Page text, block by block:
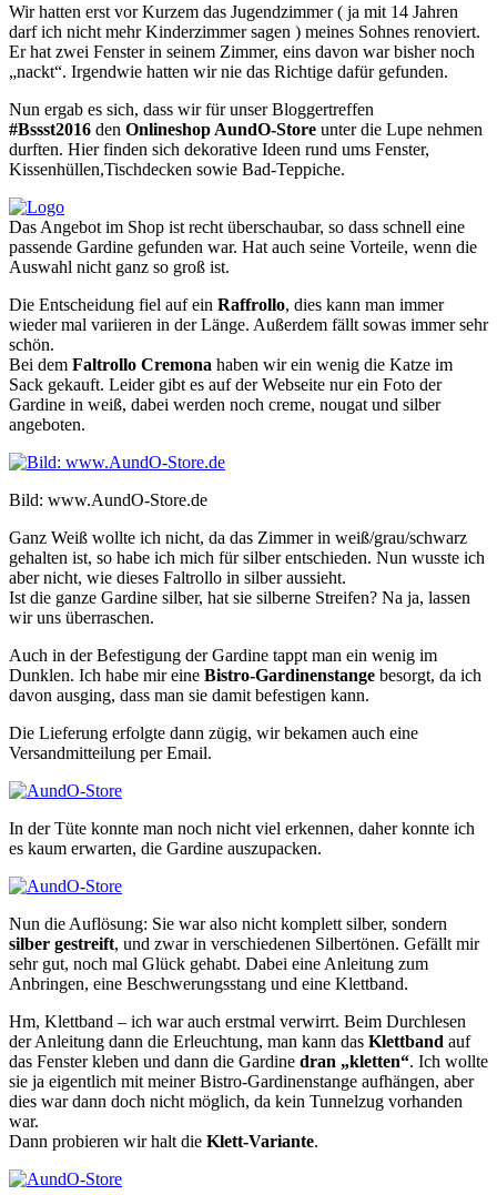
Wir hatten erst vor Kurzem das Jugendzimmer ( ja mit 14 Jahren
darf ich nicht mehr Kinderzimmer sagen ) meines Sohnes renoviert.
Er hat zwei Fenster in seinem Zimmer, eins davon war bisher noch
„nackt“. Irgendwie hatten wir nie das Richtige dafür gefunden.
Nun ergab es sich, dass wir für unser Bloggertreffen
#Bssst2016 den Onlineshop AundO-Store unter die Lupe nehmen
durften. Hier finden sich dekorative Ideen rund ums Fenster,
Kissenhüllen,Tischdecken sowie Bad-Teppiche.
Das Angebot im Shop ist recht überschaubar, so dass schnell eine
passende Gardine gefunden war. Hat auch seine Vorteile, wenn die
Auswahl nicht ganz so groß ist.
Die Entscheidung fiel auf ein Raffrollo, dies kann man immer
wieder mal variieren in der Länge. Außerdem fällt sowas immer sehr
schön.
Bei dem Faltrollo Cremona haben wir ein wenig die Katze im
Sack gekauft. Leider gibt es auf der Webseite nur ein Foto der
Gardine in weiß, dabei werden noch creme, nougat und silber
angeboten.
Bild: www.AundO-Store.de
Ganz Weiß wollte ich nicht, da das Zimmer in weiß/grau/schwarz
gehalten ist, so habe ich mich für silber entschieden. Nun wusste ich
aber nicht, wie dieses Faltrollo in silber aussieht.
Ist die ganze Gardine silber, hat sie silberne Streifen? Na ja, lassen
wir uns überraschen.
Auch in der Befestigung der Gardine tappt man ein wenig im
Dunklen. Ich habe mir eine Bistro-Gardinenstange besorgt, da ich
davon ausging, dass man sie damit befestigen kann.
Die Lieferung erfolgte dann zügig, wir bekamen auch eine
Versandmitteilung per Email.
In der Tüte konnte man noch nicht viel erkennen, daher konnte ich
es kaum erwarten, die Gardine auszupacken.
Nun die Auflösung: Sie war also nicht komplett silber, sondern
silber gestreift, und zwar in verschiedenen Silbertönen. Gefällt mir
sehr gut, noch mal Glück gehabt. Dabei eine Anleitung zum
Anbringen, eine Beschwerungsstang und eine Klettband.
Hm, Klettband – ich war auch erstmal verwirrt. Beim Durchlesen
der Anleitung dann die Erleuchtung, man kann das Klettband auf
das Fenster kleben und dann die Gardine dran „kletten“. Ich wollte
sie ja eigentlich mit meiner Bistro-Gardinenstange aufhängen, aber
dies war dann doch nicht möglich, da kein Tunnelzug vorhanden
war.
Dann probieren wir halt die Klett-Variante.